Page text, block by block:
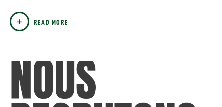
READ MORE